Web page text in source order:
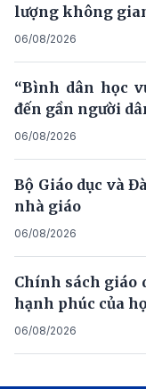
lượng không
06/08/2026
“Bình dân học
đến gần người
06/08/2026
Bộ Giáo dục và
nhà giáo
06/08/2026
Chính sách giáo
hạnh phúc của
06/08/2026